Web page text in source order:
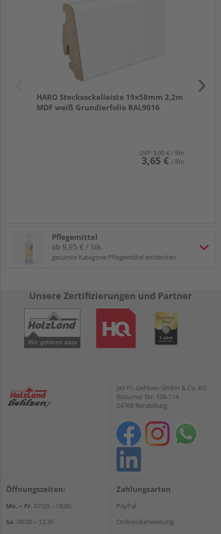
HARO Stecksockelleiste 19x58mm 2,2m
MDF weiß Grundierfolie RAL9016
UVP 3,90 €/ lfm
3,65 € / lfm
Pflegemittel
ab 9,95 € / Stk.
gesamte Kategorie Pflegemittel entdecken
Unsere Zertifizierungen und Partner
Jan Fr. Gehlsen GmbH & Co. KG
Büsumer Str. 106-114
24768 Rendsburg
Öffnungszeiten:
Mo. – Fr. 07:00 – 18:00
Sa. 08:00 – 12:30
Zahlungsarten
PayPal
Onlineüberweisung